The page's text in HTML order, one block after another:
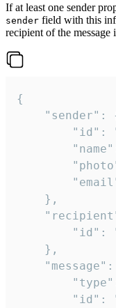
If at least one sender
sender field with this
recipient of the
{